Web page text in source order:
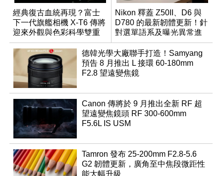
經典復古血統再現？富士
下一代旗艦相機 X-T6 傳將
迎來外觀與色彩科學雙重
優化
Nikon 釋蓋 Z50II、D6 與
D780 的最新韌體更新！針
對選單語系及曝光異常進
行修復
德韓光學大廠聯手打造！Samyang
預告 8 月推出 L 接環 60-180mm
F2.8 望遠變焦鏡
Canon 傳將於 9 月推出全新 RF 超
望遠變焦鏡頭 RF 300-600mm
F5.6L IS USM
Tamron 發布 25-200mm F2.8-5.6
G2 韌體更新，廣角至中焦段微距性
能大幅升級